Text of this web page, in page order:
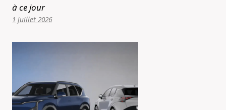
à ce jour
1 juillet 2026